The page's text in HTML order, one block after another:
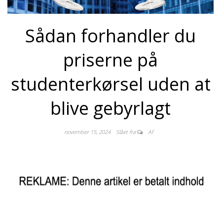
Sådan forhandler du
priserne på
studenterkørsel uden at
blive gebyrlagt
november 15, 2024 Slået fra Af